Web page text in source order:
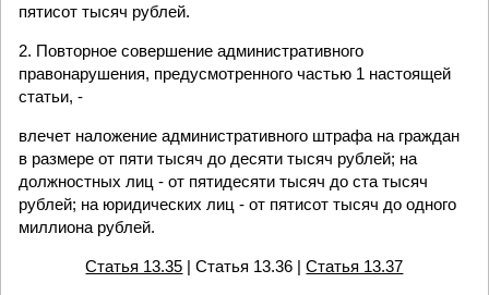
пятисот тысяч рублей.
2. Повторное совершение административного
правонарушения, предусмотренного частью 1 настоящей
статьи, -
влечет наложение административного штрафа на граждан
в размере от пяти тысяч до десяти тысяч рублей; на
должностных лиц - от пятидесяти тысяч до ста тысяч
рублей; на юридических лиц - от пятисот тысяч до одного
миллиона рублей.
Статья 13.35 | Статья 13.36 |Статья 13.37